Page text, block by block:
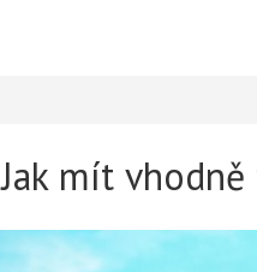
Jak mít